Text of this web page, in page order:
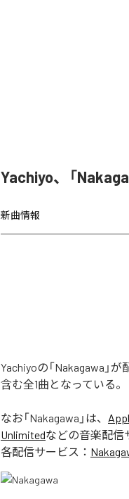
Yachiyo、「
新曲情報
Yachiyoの「Nakagawa」
含む全1曲となっている。
なお「Nakagawa 」は、
Unlimitedなどの音楽配信
各配信サービス：